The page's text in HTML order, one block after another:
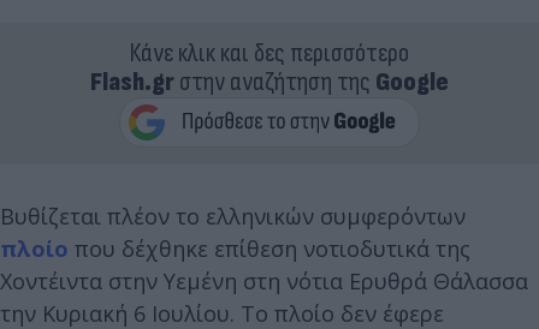
Κάνε κλικ και δες περισσότερο
Flash.grστην αναζήτηση της Google
Βυθίζεται πλέον το ελληνικών συμφερόντων
πλοίο που δέχθηκε επίθεση νοτιοδυτικά της
Χοντέιντα στην Υεμένη στη νότια Ερυθρά Θάλασσα
την Κυριακή 6 Ιουλίου. Το πλοίο δεν έφερε